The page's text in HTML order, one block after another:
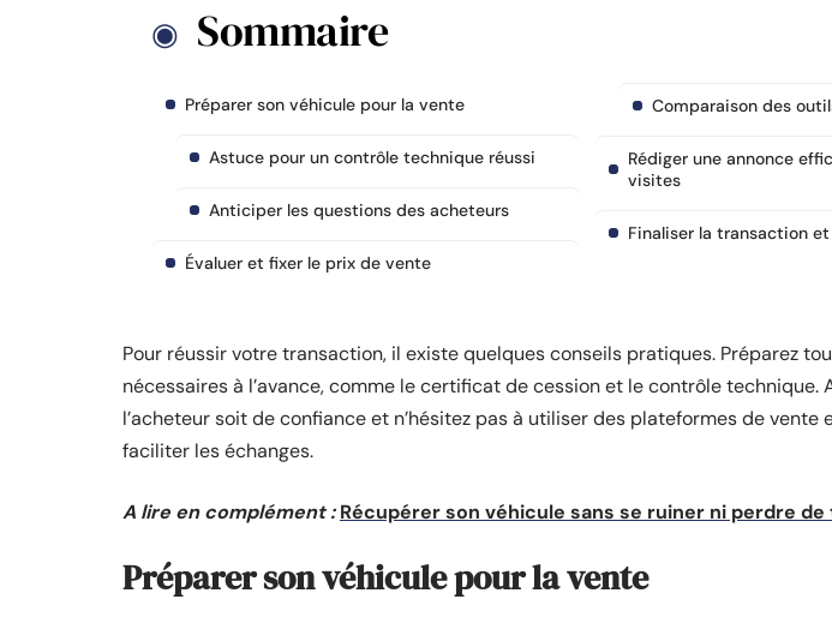
Sommaire
Préparer son véhicule pour la vente
Astuce pour un contrôle technique réussi
Anticiper les questions des acheteurs
Évaluer et fixer le prix de vente
Comparaison des
Rédiger une annonce
visites
Finaliser la transaction
Pour réussir votre transaction, il existe quelques conseils pratiques. Préparez
nécessaires à l’avance, comme le certificat de cession et le contrôle technique.
l’acheteur soit de confiance et n’hésitez pas à utiliser des plateformes de vente
faciliter les échanges.
A lire en complément : Récupérer son véhicule sans se ruiner ni perdre de
Préparer son véhicule pour la vente